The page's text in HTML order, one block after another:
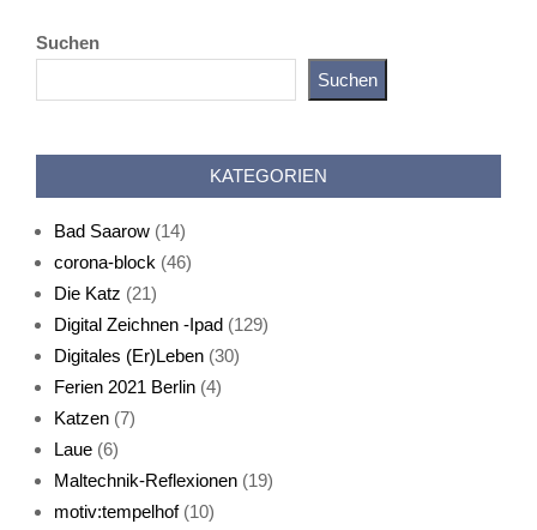
Live-Cat
Suchen
Suchen
KATEGORIEN
Bad Saarow (14)
corona-block (46)
Die Katz (21)
Digital Zeichnen -Ipad (129)
Digitales (Er)Leben (30)
Ferien 2021 Berlin (4)
Katzen (7)
Laue (6)
Maltechnik-Reflexionen (19)
motiv:tempelhof(10)